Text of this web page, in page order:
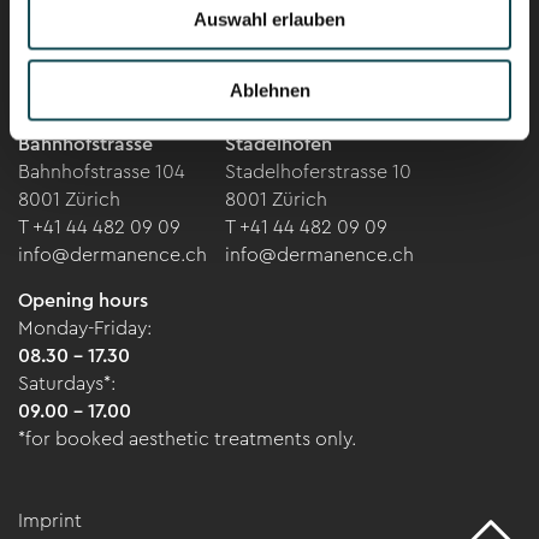
Auswahl erlauben
Ablehnen
Dermanence
Bahnhofstrasse
Bahnhofstrasse 104
8001 Zürich
T +41 44 482 09 09
info@dermanence.ch
Dermanence
Stadelhofen
Stadelhoferstrasse 10
8001 Zürich
T +41 44 482 09 09
info@dermanence.ch
Opening hours
Monday-Friday:
08.30 - 17.30
Saturdays*:
09.00 - 17.00
*for booked aesthetic treatments only.
Imprint